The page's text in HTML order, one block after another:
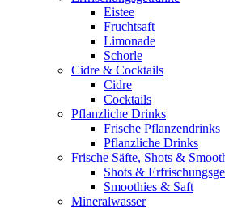
Eistee
Fruchtsaft
Limonade
Schorle
Cidre & Cocktails
Cidre
Cocktails
Pflanzliche Drinks
Frische Pflanzendrinks
Pflanzliche Drinks
Frische Säfte, Shots &
Shots &
Smoothies & Saft
Mineralwasser